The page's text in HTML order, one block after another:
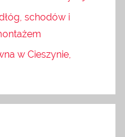
schodów i
w Cieszynie,